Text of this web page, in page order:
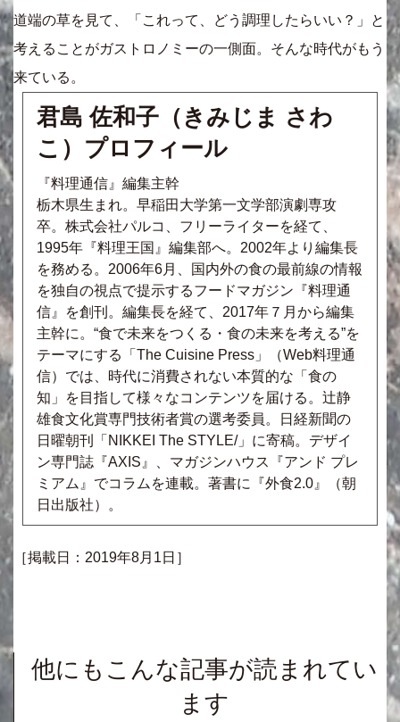
道端の草を見て、「これって、どう調理したらいい？」と
考えることがガストロノミーの一側面。そんな時代がもう
来ている。
君島 佐和子（きみじま さわ
こ）プロフィール
『料理通信』編集主幹
栃木県生まれ。早稲田大学第一文学部演劇専攻
卒。株式会社パルコ、フリーライターを経て、
1995年『料理王国』編集部へ。2002年より編集長
を務める。2006年6月、国内外の食の最前線の情報
を独自の視点で提示するフードマガジン『料理通
信』を創刊。編集長を経て、2017年７月から編集
主幹に。“食で未来をつくる・食の未来を考える”を
テーマにする「The Cuisine Press」（Web料理通
信）では、時代に消費されない本質的な「食の
知」を目指して様々なコンテンツを届ける。辻静
雄食文化賞専門技術者賞の選考委員。日経新聞の
日曜朝刊「NIKKEI The STYLE/」に寄稿。デザイ
ン専門誌『AXIS』、マガジンハウス『アンド プレ
ミアム』でコラムを連載。著書に『外食2.0』（朝
日出版社）。
［掲載日：2019年8月1日］
他にもこんな記事が読まれてい
ます